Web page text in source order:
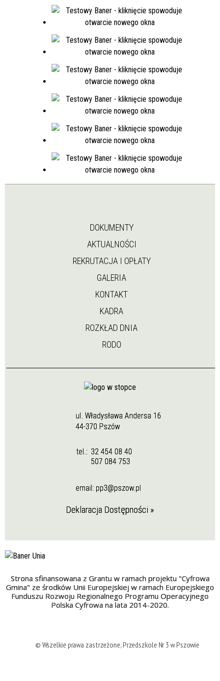
DOKUMENTY
AKTUALNOŚCI
REKRUTACJA I OPŁATY
GALERIA
KONTAKT
KADRA
ROZKŁAD DNIA
RODO
ul. Władysława Andersa 16
44-370 Pszów
tel.: 32 454 08 40
507 084 753
email: pp3@pszow.pl
Deklaracja Dostępności »
Strona sfinansowana z Grantu w ramach projektu "Cyfrowa
Gmina" ze środków Unii Europejskiej w ramach Europejskiego
Funduszu Rozwoju Regionalnego Programu Operacyjnego
Polska Cyfrowa na lata 2014-2020.
© Wszelkie prawa zastrzeżone, Przedszkole Nr 3 w Pszowie